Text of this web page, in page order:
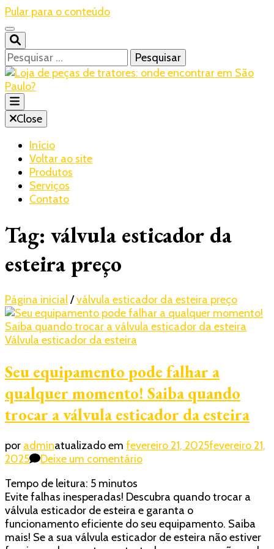
Pular para o conteúdo
Pesquisar
por:
Realtrac
Blog – Realtrac
Close
Início
Voltar ao site
Produtos
Serviços
Contato
Tag: válvula esticador da
esteira preço
Página inicial/válvula esticador da esteira preço
Válvula esticador da esteira
Seu equipamento pode falhar a
qualquer momento! Saiba quando
trocar a válvula esticador da esteira
por adminatualizado em fevereiro 21, 2025fevereiro 21,
2025
Deixe um comentárioem
pode
falhar
a
qualquer
Tempo de leitura: 5 minutos
Evite falhas inesperadas! Descubra quando trocar a
válvula esticador de esteira e garanta o
funcionamento eficiente do seu equipamento. Saiba
mais! Se a sua válvula esticador de esteira não estiver